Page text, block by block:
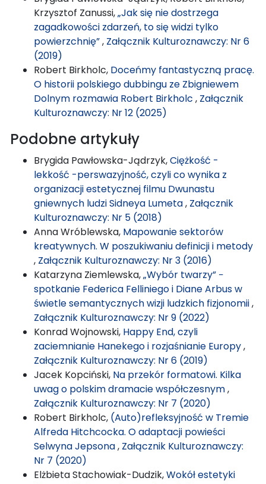
Krzysztof Zanussi,„Jak się nie dostrzega
zagadkowości zdarzeń, to się widzi tylko
powierzchnię”, Załącznik Kulturoznawczy: Nr 6
(2019)
Robert Birkholc, Doceńmy fantastyczną pracę.
O historii polskiego dubbingu ze Zbigniewem
Dolnym rozmawia Robert Birkholc , Załącznik
Kulturoznawczy: Nr 12 (2025)
Podobne artykuły
Brygida Pawłowska-Jądrzyk,Ciężkość -
lekkość -perswazyjność, czyli co wynika z
organizacji estetycznej filmu Dwunastu
gniewnych ludzi Sidneya Lumeta, Załącznik
Kulturoznawczy: Nr 5 (2018)
Anna Wróblewska, Mapowanie sektorów
kreatywnych. W poszukiwaniu definicji i metody
, Załącznik Kulturoznawczy: Nr 3 (2016)
Katarzyna Ziemlewska,„Wybór twarzy” −
spotkanie Federica Felliniego i Diane Arbus w
świetle semantycznych wizji ludzkich fizjonomii,
Załącznik Kulturoznawczy: Nr 9 (2022)
Konrad Wojnowski, Happy End, czyli
zaciemnianie Hanekego i rozjaśnianie Europy,
Załącznik Kulturoznawczy: Nr 6 (2019)
Jacek Kopciński, Na przekór formatowi. Kilka
uwag o polskim dramacie współczesnym,
Załącznik Kulturoznawczy: Nr 7 (2020)
Robert Birkholc, (Auto)refleksyjność w Tremie
Alfreda Hitchcocka. O adaptacji powieści
Selwyna Jepsona, Załącznik Kulturoznawczy:
Nr 7 (2020)
Elżbieta Stachowiak-Dudzik,Wokół estetyki